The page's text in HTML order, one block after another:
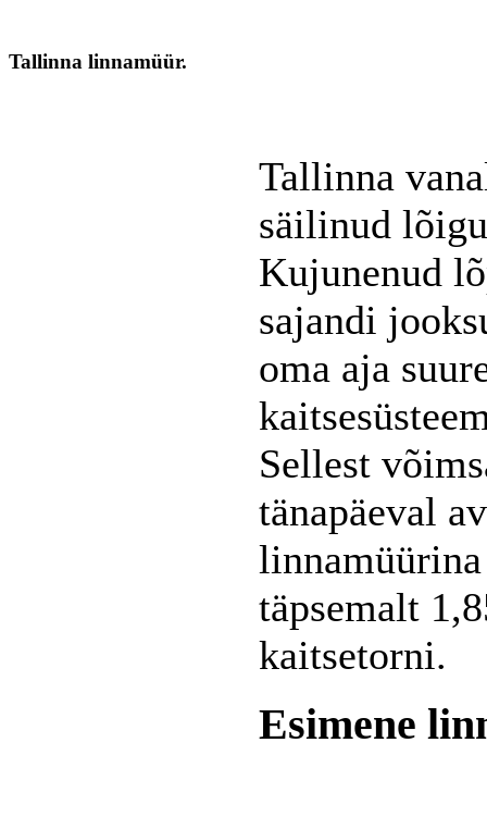
Tallinna linnamüür.
Tallinna
säilinud
Kujunenud
sajandi
oma aja
Sellest
tänapäeval
täpsemalt
kaitsetorni.
Esimene